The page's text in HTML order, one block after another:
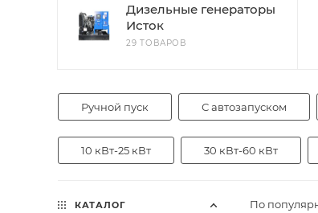
Дизельные генераторы
Исток
29 ТОВАРОВ
Ручной пуск С автозапуском
10 кВт-25 кВт 30 кВт-60 кВт
По
КАТАЛОГ